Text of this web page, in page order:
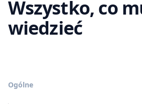
Wszystko, co
wiedzieć
Ogólne